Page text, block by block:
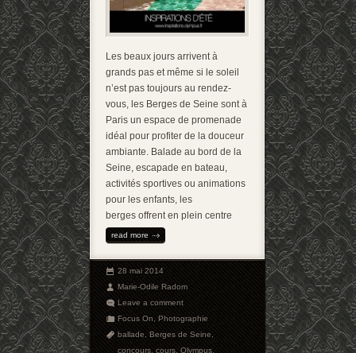
Les beaux jours arrivent à
grands pas et même si le soleil
n’est pas toujours au rendez-
vous, les Berges de Seine sont à
Paris un espace de promenade
idéal pour profiter de la douceur
ambiante. Balade au bord de la
Seine, escapade en bateau,
activités sportives ou animations
pour les enfants, les
berges offrent en plein centre
read more
28 mai 2014
Marie-Odile Radom
Leave a comment
Focus On,Photographie
ballade,Berges de Seine,
concours,cours,Olympus,